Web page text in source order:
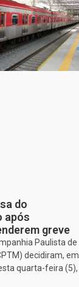
do
após
greve
Paulista de
decidiram, em
quarta-feira (5),